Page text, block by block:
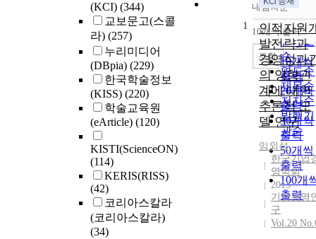
(KCI) (344)
교보문고(스콜
라) (257)
누리미디어
(DBpia) (229)
한국학술정보
(KISS) (220)
학술교육원
(eArticle) (120)
KISTI(ScienceON)
(114)
KERIS(RISS)
(42)
코리아스칼라
(코리아스칼라)
(34)
정확도
순
인기도
순
연도순
제목순
저자순
발행기
관순
내림차순
내림
10개씩 출력
10개씩
출력
20개씩
출력
30개씩
출력
50개씩
출력
100개
출력
조회
1
인적자원
발전략과
경영성과
의 영향관
계에 대한
추론적 모
델 연구
임외석
한국기업
영학회
2013
기업경영
구
Vol.20